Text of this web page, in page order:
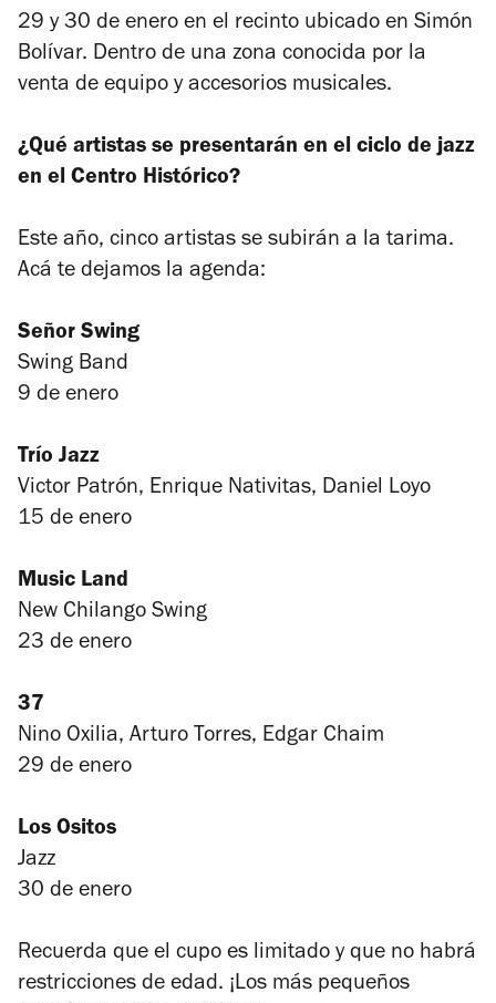
29 y 30 de enero en el recinto ubicado en Simón
Bolívar. Dentro de una zona conocida por la
venta de equipo y accesorios musicales.
¿Qué artistas se presentarán en el ciclo de jazz
en el Centro Histórico?
Este año, cinco artistas se subirán a la tarima.
Acá te dejamos la agenda:
Señor Swing
Swing Band
9 de enero
Trío Jazz
Victor Patrón, Enrique Nativitas, Daniel Loyo
15 de enero
Music Land
New Chilango Swing
23 de enero
37
Nino Oxilia, Arturo Torres, Edgar Chaim
29 de enero
Los Ositos
Jazz
30 de enero
Recuerda que el cupo es limitado y que no habrá
restricciones de edad. ¡Los más pequeños